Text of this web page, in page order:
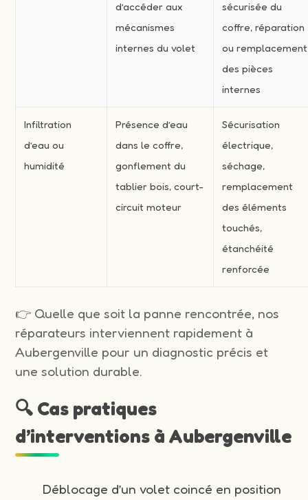
d’accéder aux
mécanismes
internes du volet
sécurisée du
coffre, réparation
ou remplacement
des pièces
internes
Infiltration
d’eau ou
humidité
Présence d’eau
dans le coffre,
gonflement du
tablier bois, court-
circuit moteur
Sécurisation
électrique,
séchage,
remplacement
des éléments
touchés,
étanchéité
renforcée
👉 Quelle que soit la panne rencontrée, nos
réparateurs interviennent rapidement à
Aubergenville pour un diagnostic précis et
une solution durable.
🔍 Cas pratiques
d’interventions à Aubergenville
Déblocage d’un volet coincé en position